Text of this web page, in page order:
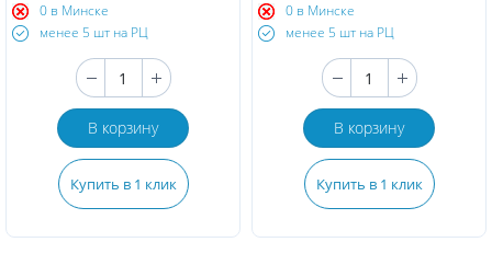
0 в Минске
менее 5 шт на РЦ
В корзину
Купить в 1 клик
0 в Минске
менее 5 шт на РЦ
В корзину
Купить в 1 клик